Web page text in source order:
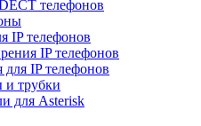
телефонов
IP телефонов
IP телефонов
IP телефонов
и трубки
для Asterisk